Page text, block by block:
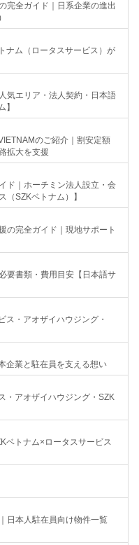
完全ガイド｜日系企業の進出
ナム（ロータスサービス）が
気エリア・法人契約・日本語
】
のご紹介｜割安定額
拡大を支援
ド｜ホーチミン法人設立・会
（SZKベトナム）】
の完全ガイド｜現地サポート
要書類・費用目安【日本語サ
ス・アオザイハウジング・
企業と駐在員を支える想い
・アオザイハウジング・SZK
ベトナム×ロータスサービス
日本人駐在員向け物件一覧